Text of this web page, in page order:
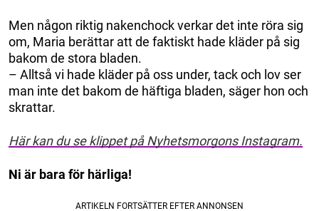
Men någon riktig nakenchock verkar det inte röra sig
om, Maria berättar att de faktiskt hade kläder på sig
bakom de stora bladen.
– Alltså vi hade kläder på oss under, tack och lov ser
man inte det bakom de häftiga bladen, säger hon och
skrattar.
Här kan du se klippet på Nyhetsmorgons Instagram.
Ni är bara för härliga!